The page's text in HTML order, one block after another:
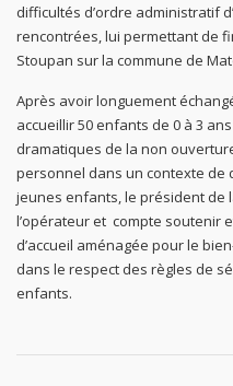
difficultés d’ordre administratif
rencontrées, lui permettant de
Stoupan sur la commune de
Après avoir longuement
accueillir 50 enfants de 0 à 3
dramatiques de la non
personnel dans un contexte de
jeunes enfants, le président de
l’opérateur et compte soutenir
d’accueil aménagée pour le
dans le respect des règles de
enfants.